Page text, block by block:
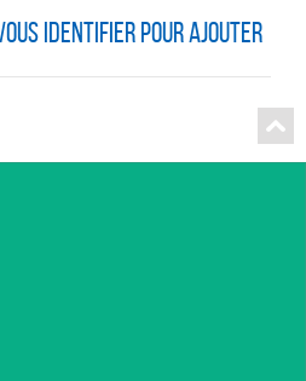
identifier pour ajouter